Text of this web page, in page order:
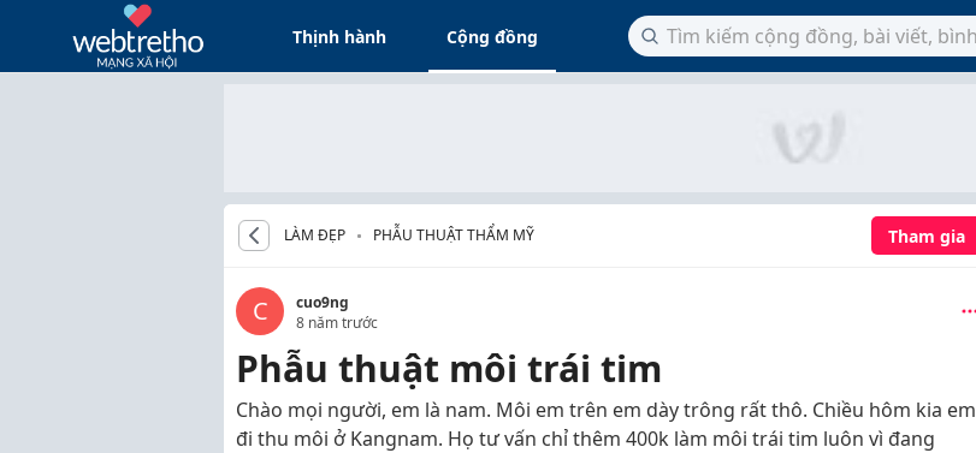
Thịnh hành Cộng đồng
LÀM ĐẸP PHẪU THUẬT THẨM MỸ Tham gia
C
cuo9ng
8 năm trước
Phẫu thuật môi trái tim
Chào mọi người, em là nam. Môi em trên em dày trông rất thô. Chiều hôm kia em
đi thu môi ở Kangnam. Họ tư vấn chỉ thêm 400k làm môi trái tim luôn vì đang